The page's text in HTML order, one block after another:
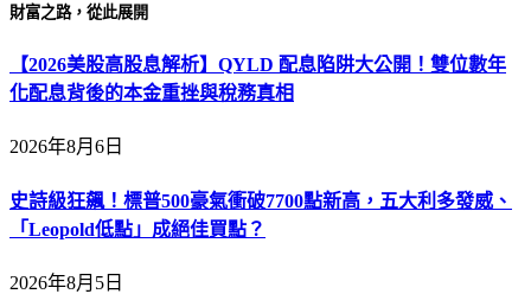
財富之路，從此展開
【2026美股高股息解析】QYLD 配息陷阱大公開！雙位數年
化配息背後的本金重挫與稅務真相
2026年8月6日
史詩級狂飆！標普500豪氣衝破7700點新高，五大利多發威、
「Leopold低點」成絕佳買點？
2026年8月5日